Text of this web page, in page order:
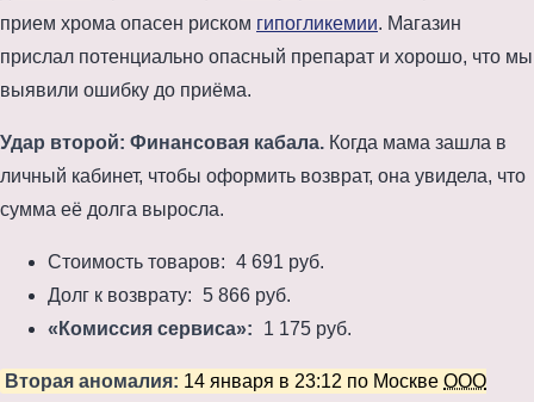
прием хрома опасен риском гипогликемии. Магазин
прислал потенциально опасный препарат и хорошо, что мы
выявили ошибку до приёма.
Удар второй: Финансовая кабала. Когда мама зашла в
личный кабинет, чтобы оформить возврат, она увидела, что
сумма её долга выросла.
Стоимость товаров: 4 691 руб.
Долг к возврату: 5 866 руб.
«Комиссия сервиса»:
1 175 руб.
Вторая аномалия: 14 января в 23:12 по Москве ООО